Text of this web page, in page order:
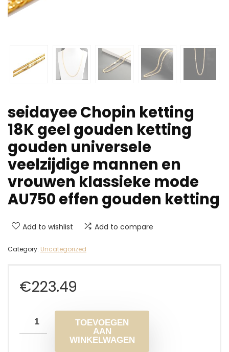
seidayee Chopin ketting
18K geel gouden ketting
gouden universele
veelzijdige mannen en
vrouwen klassieke mode
AU750 effen gouden ketting
Add to wishlist Add to compare
Category: Uncategorized
€223.49
TOEVOEGEN
AAN
WINKELWAGEN